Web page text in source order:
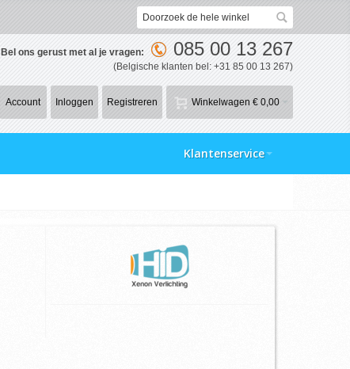
Bel ons gerust met al je vragen: 085 00 13 267
(Belgische klanten bel: +31 85 00 13 267)
Winkelwagen € 0,00
Account Inloggen Registreren
Klantenservice